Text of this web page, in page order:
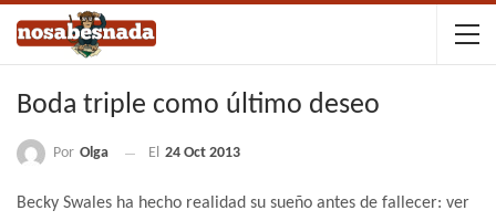
Boda triple como último deseo
Por Olga El 24 Oct 2013
Becky Swales ha hecho realidad su sueño antes de fallecer: ver